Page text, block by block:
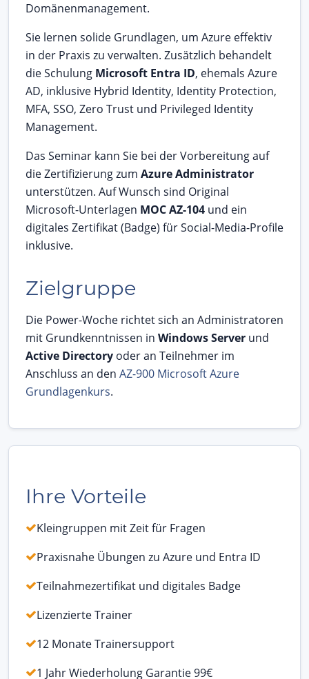
Domänenmanagement.
Sie lernen solide Grundlagen, um Azure effektiv
in der Praxis zu verwalten. Zusätzlich behandelt
die Schulung Microsoft Entra ID, ehemals Azure
AD, inklusive Hybrid Identity, Identity Protection,
MFA, SSO, Zero Trust und Privileged Identity
Management.
Das Seminar kann Sie bei der Vorbereitung auf
die Zertifizierung zum Azure Administrator
unterstützen. Auf Wunsch sind Original
Microsoft-Unterlagen MOC AZ-104 und ein
digitales Zertifikat (Badge) für Social-Media-Profile
inklusive.
Zielgruppe
Die Power-Woche richtet sich an Administratoren
mit Grundkenntnissen in Windows Server und
Active Directory oder an Teilnehmer im
Anschluss an den AZ-900 Microsoft Azure
Grundlagenkurs.
Ihre Vorteile
Kleingruppen mit Zeit für Fragen
Praxisnahe Übungen zu Azure und Entra ID
Teilnahmezertifikat und digitales Badge
Lizenzierte Trainer
12 Monate Trainersupport
1 Jahr Wiederholung Garantie 99€